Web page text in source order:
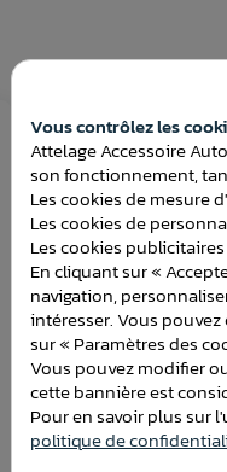
Attelage Citroen C-
partir de 2007
Vous contrôlez les
Attelage Accessoire
son fonctionnement,
Les cookies de mesure
Les cookies de
Les cookies
En cliquant sur «
navigation,
intéresser. Vous
sur « Paramètres des
Vous pouvez modifier
cette bannière est
Pour en savoir plus sur
politique de